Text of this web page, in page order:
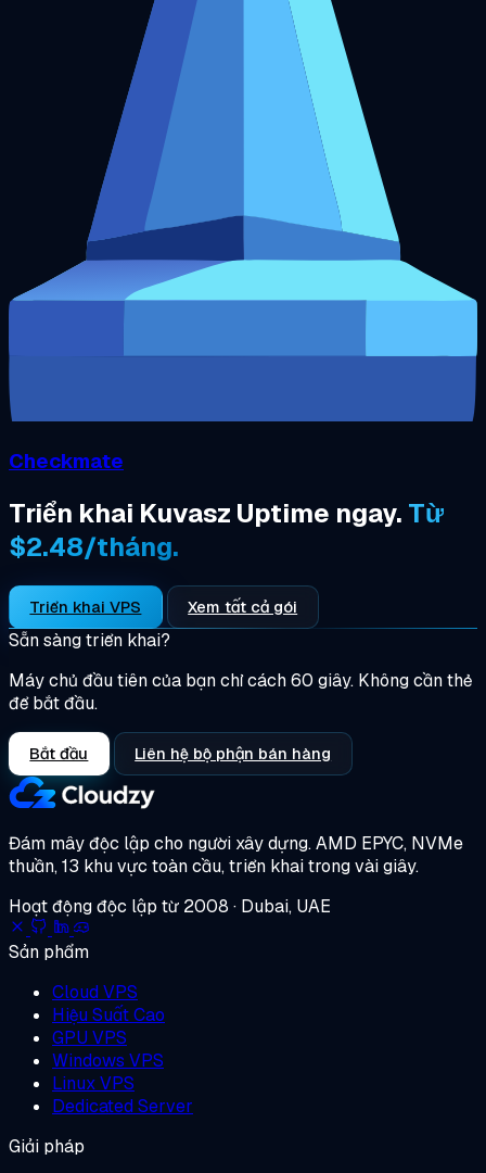
Checkmate
Triển khai Kuvasz Uptime ngay. Từ
$2.48/tháng.
Triển khai VPS Xem tất cả gói
Sẵn sàng triển khai?
Máy chủ đầu tiên của bạn chỉ cách 60 giây. Không cần thẻ
để bắt đầu.
Bắt đầu Liên hệ bộ phận bán hàng
Đám mây độc lập cho người xây dựng.AMD EPYC, NVMe
thuần, 13 khu vực toàn cầu, triển khai trong vài giây.
Hoạt động độc lập từ 2008 · Dubai, UAE
Sản phẩm
Cloud VPS
Hiệu Suất Cao
GPU VPS
Windows VPS
Linux VPS
Dedicated Server
Giải pháp